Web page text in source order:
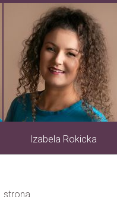
Izabela Rokicka
strona